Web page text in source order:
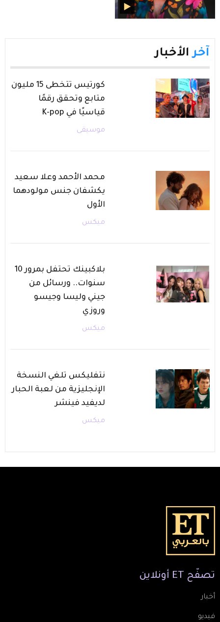
آخر الأخبار
كورتيس تتخطى 15 مليون
متابع وتحقق رقمًا
قياسيًا في K-pop
موسيقى
محمد الأحمد وعلا سعيد
يكشفان جنس مولودهما
الأول
ميكس
بلاكبينك تحتفل بمرور 10
سنوات.. ورسائل من
جيني وليسا وجيسو
وروزي
ميكس
نتفليكس تلغي النسخة
الإنجليزية من لعبة الحبار
لديفيد فينشر
ميكس
تصفّح ET أونلاين
أخبار
فيديو